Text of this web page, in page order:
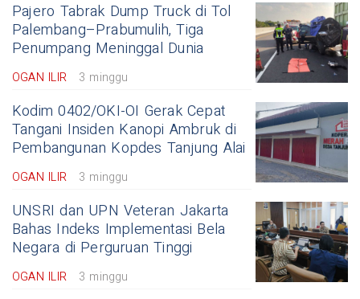
Pajero Tabrak Dump Truck di Tol
Palembang–Prabumulih, Tiga
Penumpang Meninggal Dunia
OGAN ILIR 3 minggu
Kodim 0402/OKI-OI Gerak Cepat
Tangani Insiden Kanopi Ambruk di
Pembangunan Kopdes Tanjung Alai
OGAN ILIR 3 minggu
UNSRI dan UPN Veteran Jakarta
Bahas Indeks Implementasi Bela
Negara di Perguruan Tinggi
OGAN ILIR 3 minggu